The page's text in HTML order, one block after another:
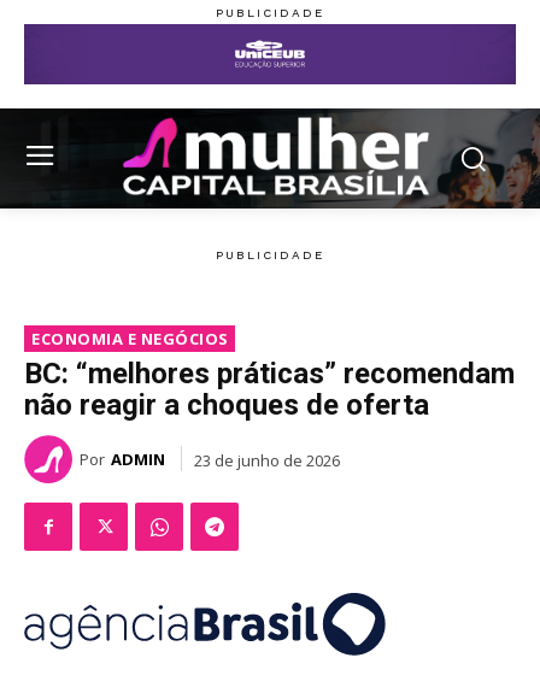
ECONOMIA E NEGÓCIOS
BC: “melhores práticas” recomendam
não reagir a choques de oferta
Por ADMIN 23 de junho de 2026